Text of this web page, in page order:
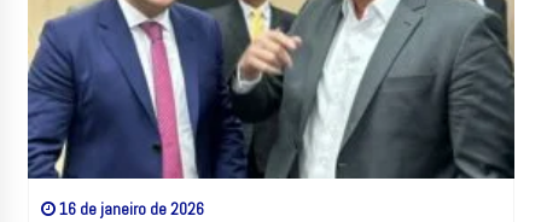
16 de janeiro de 2026